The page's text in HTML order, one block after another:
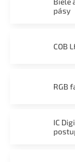
pásy
COB
RGB
IC